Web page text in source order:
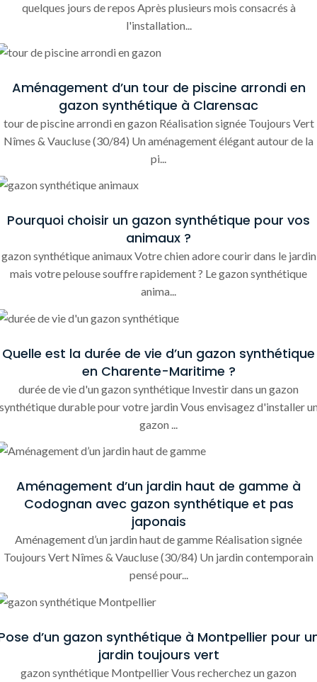
quelques jours de repos Après plusieurs mois consacrés à
l'installation...
Aménagement d’un tour de piscine arrondi en
gazon synthétique à Clarensac
tour de piscine arrondi en gazon Réalisation signée Toujours Vert
Nîmes & Vaucluse (30/84) Un aménagement élégant autour de la
pi...
Pourquoi choisir un gazon synthétique pour vos
animaux ?
gazon synthétique animaux Votre chien adore courir dans le jardin
mais votre pelouse souffre rapidement ? Le gazon synthétique
anima...
Quelle est la durée de vie d’un gazon synthétique
en Charente-Maritime ?
durée de vie d'un gazon synthétique Investir dans un gazon
durable pour votre jardin Vous envisagez d'installer
gazon ...
Aménagement d’un jardin haut de gamme à
Codognan avec gazon synthétique et pas
japonais
Aménagement d’un jardin haut de gamme Réalisation signée
Toujours Vert Nîmes & Vaucluse (30/84) Un jardin contemporain
pensé pour...
d’un gazon synthétique à Montpellier pour
jardin toujours vert
gazon synthétique Montpellier Vous recherchez un gazon